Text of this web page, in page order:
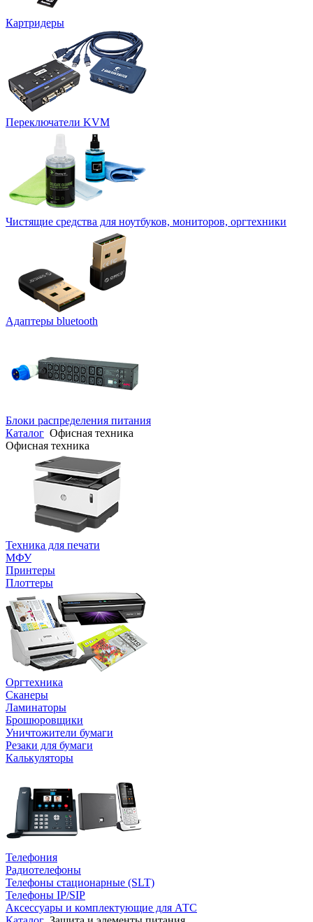
Картридеры
Переключатели KVM
Чистящие средства для ноутбуков, мониторов, оргтехники
Адаптеры bluetooth
Блоки распределения питания
Каталог Офисная техника
Офисная техника
Техника для печати
МФУ
Принтеры
Плоттеры
Оргтехника
Сканеры
Ламинаторы
Брошюровщики
Уничтожители бумаги
Резаки для бумаги
Калькуляторы
Телефония
Радиотелефоны
Телефоны стационарные (SLT)
Телефоны IP/SIP
Аксессуары и комплектующие для АТС